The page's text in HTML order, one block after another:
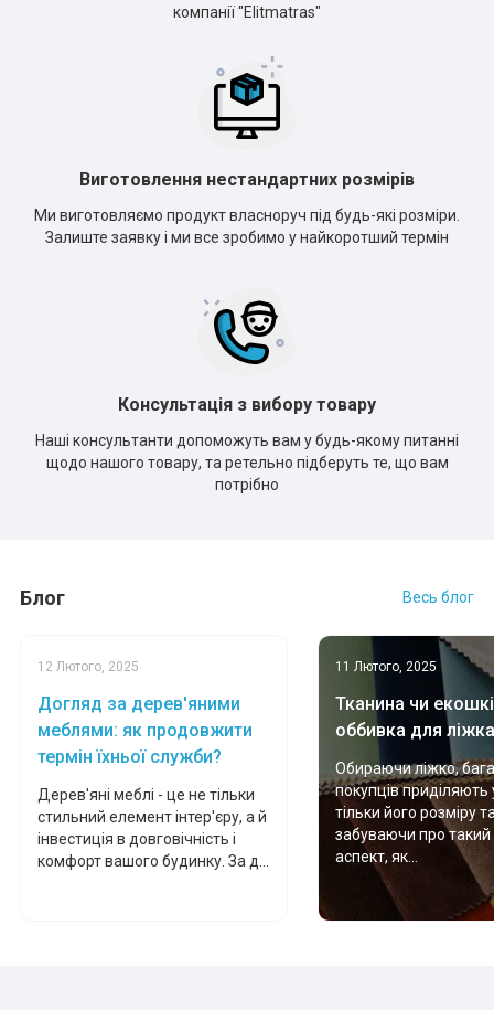
компанії "Elitmatras"
Виготовлення нестандартних розмірів
Ми виготовляємо продукт власноруч під будь-які розміри.
Залиште заявку і ми все зробимо у найкоротший термін
Консультація з вибору товару
Наші консультанти допоможуть вам у будь-якому питанні
щодо нашого товару, та ретельно підберуть те, що вам
потрібно
Блог Весь блог
12 Лютого, 2025
Догляд за дерев'яними
меблями: як продовжити
термін їхньої служби?
Дерев'яні меблі - це не тільки
стильний елемент інтер'єру, а й
інвестиція в довговічність і
комфорт вашого будинку. За д...
11 Лютого, 2025
Тканина чи
оббивка для
Обираючи ліжко,
покупців приділяють
тільки його розміру
забуваючи про
аспект, як...